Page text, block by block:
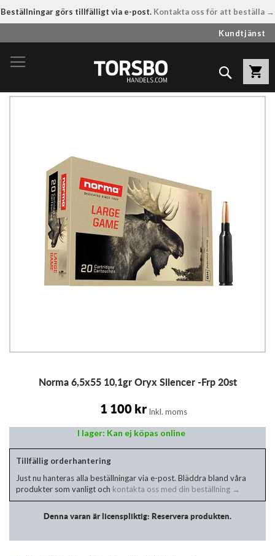
Beställningar görs tillfälligt via e-post. Kontakta oss för att beställa →
till
innehållet
Kundtjänst
Sök
Norma 6,5x55 10,1gr Oryx Silencer -Frp 20st
1 100 kr Inkl. moms
I lager: Kan ej köpas online
Tillfällig orderhantering
Just nu hanteras alla beställningar via e-post. Bläddra bland våra
produkter som vanligt och kontakta oss med din beställning →
Denna varan är licenspliktig: Reservera produkten.